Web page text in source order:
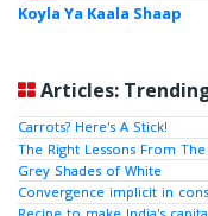
Koyla Ya Kaala Shaap
Articles:
Carrots? Here's A Stick!
The Right Lessons From
Grey Shades of White
Convergence implicit in